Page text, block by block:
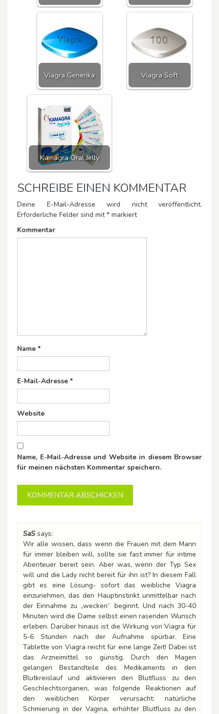
Viagra Generika Viagra Soft
Kamagra Oral Jelly
SCHREIBE EINEN KOMMENTAR
Deine E-Mail-Adresse wird nicht veröffentlicht.
Erforderliche Felder sind mit* markiert
Kommentar
Name *
E-Mail-Adresse *
Website
Name, E-Mail-Adresse und Website in diesem Browser
für meinen nächsten Kommentar speichern.
SaS says:
Wir alle wissen, dass wenn die Frauen mit dem Mann
für immer bleiben will, sollte sie fast immer für intime
Abenteuer bereit sein. Aber was, wenn der Typ Sex
will und die Lady nicht bereit für ihn ist? In diesem Fall
gibt es eine Lösung- sofort das weibliche Viagra
einzunehmen, das den Hauptinstinkt unmittelbar nach
der Einnahme zu „wecken“ beginnt. Und nach 30-40
Minuten wird die Dame selbst einen rasenden Wunsch
erleben. Darüber hinaus ist die Wirkung von Viagra für
5-6 Stunden nach der Aufnahme spürbar. Eine
Tablette von Viagra reicht für eine lange Zeit! Dabei ist
das Arzneimittel so günstig. Durch den Magen
gelangen Bestandteile des Medikaments in den
Blutkreislauf und aktivieren den Blutfluss zu den
Geschlechtsorganen, was folgende Reaktionen auf
den weiblichen Körper verursacht: natürliche
Schmierung in der Vagina, erhöhter Blutfluss zu den